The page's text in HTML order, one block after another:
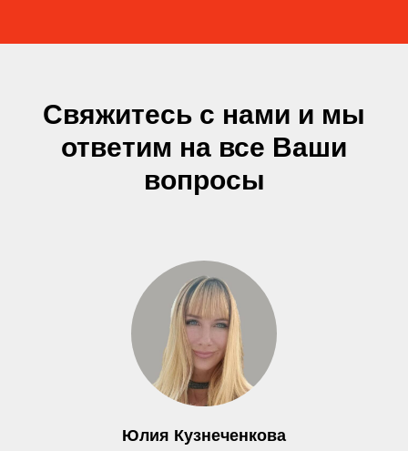
Свяжитесь с нами и мы
ответим на все Ваши
вопросы
Юлия Кузнеченкова